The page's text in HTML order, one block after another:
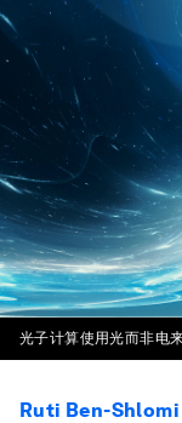
光子计算使用光而非电
Ruti Ben-Shlomi